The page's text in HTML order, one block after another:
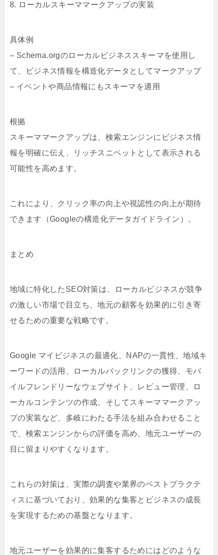
8. ローカルスキーママークアップの実装
具体例
– Schema.orgのローカルビジネススキーマを使用し
て、ビジネス情報を構造化データとしてマークアップ
– イベントや商品情報にもスキーマを適用
根拠
スキーママークアップは、検索エンジンにビジネス情
報を明確に伝え、リッチスニペットとして表示される
可能性を高めます。
これにより、クリック率の向上や視認性の向上が期待
できます（Googleの構造化データガイドライン）。
まとめ
地域に特化したSEO対策は、ローカルビジネスが競争
の激しい市場で目立ち、地元の顧客を効果的に引き寄
せるための重要な戦略です。
Google マイビジネスの最適化、NAPの一貫性、地域キ
ーワードの活用、ローカルバックリンクの獲得、モバ
イルフレンドリーなウェブサイト、レビュー管理、ロ
ーカルコンテンツの作成、そしてスキーママークアッ
プの実装など、多岐にわたる手法を組み合わせること
で、検索エンジンからの評価を高め、地元ユーザーの
目に留まりやすくなります。
これらの対策は、実際の調査や業界のベストプラクテ
ィスに基づいており、効果的な集客とビジネスの成長
を実現するための基盤となります。
地元ユーザーを効果的に集客するためにはどのような